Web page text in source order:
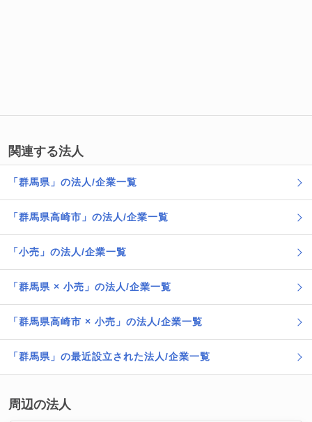
関連する法人
「群馬県」の法人/企業一覧
「群馬県高崎市」の法人/企業一覧
「小売」の法人/企業一覧
「群馬県 × 小売」の法人/企業一覧
「群馬県高崎市 × 小売」の法人/企業一覧
「群馬県」の最近設立された法人/企業一覧
周辺の法人